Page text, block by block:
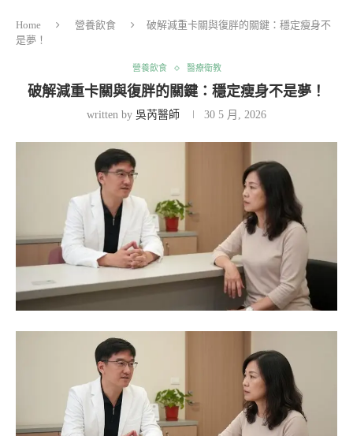
Home 營養飲食
破解減重卡關與復胖的關鍵：穩定瘦身不
是夢！
營養飲食 醫療衛教
破解減重卡關與復胖的關鍵：穩定瘦身不是夢！
written by 吳芮醫師 30 5 月, 2026